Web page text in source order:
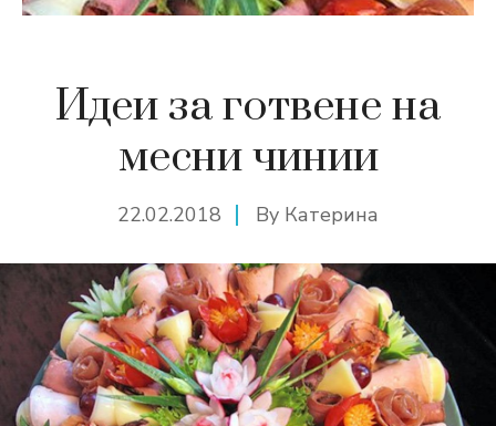
Идеи за готвене на
месни чинии
22.02.2018 By Катерина